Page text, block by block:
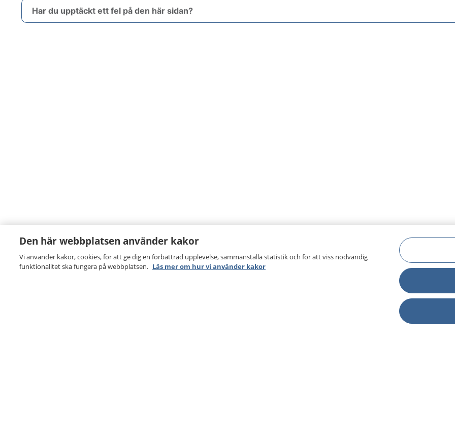
Har du upptäckt ett fel på den här sidan?
Den här webbplatsen använder kakor
Vi använder kakor, cookies, för att ge dig en förbättrad upplevelse, sammanställa statistik och för att viss nödvändig
funktionalitet ska fungera på webbplatsen. Läs mer om hur vi använder kakor